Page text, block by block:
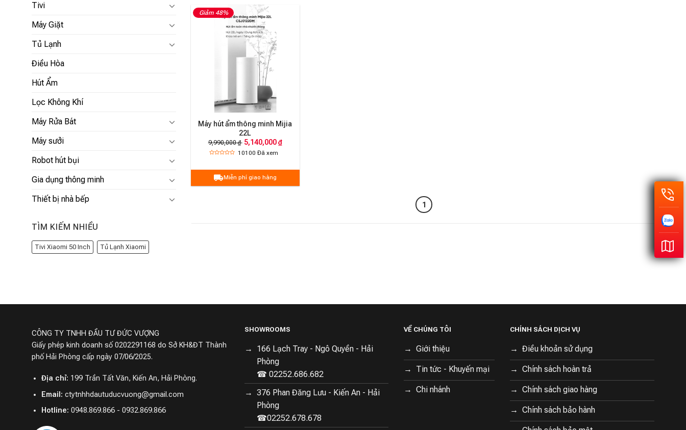
Tivi
Máy Giặt
Tủ Lạnh
Điều Hòa
Hút Ẩm
Lọc Không Khí
Máy Rửa Bát
Máy sưởi
Robot hút bụi
Gia dụng thông minh
Thiết bị nhà bếp
TÌM KIẾM NHIỀU
Tivi Xiaomi 50 Inch Tủ Lạnh Xiaomi
Giảm 48%
Máy hút ẩm thông minh Mijia
22L
9,990,000 ₫ 5,140,000 ₫
10100Đã xem
Miễn phí giao hàng
1
CÔNG TY TNHH ĐẦU TƯ ĐỨC VƯỢNG
Giấy phép kinh doanh số 0202291168 do Sở KH&ĐT Thành
phố Hải Phòng cấp ngày 07/06/2025.
Địa chỉ: 199 Trần Tất Văn, Kiến An, Hải Phòng.
Email: ctytnhhdautuducvuong@gmail.com
Hotline: 0948.869.866 - 0932.869.866
SHOWROOMS
166 Lạch Tray - Ngô Quyền - Hải
Phòng
☎ 02252.686.682
376 Phan Đăng Lưu - Kiến An - Hải
Phòng
☎02252.678.678
VỀ CHÚNG TÔI
Giới thiệu
Tin tức - Khuyến mại
Chi nhánh
CHÍNH SÁCH DỊCH VỤ
Điều khoản sử dụng
Chính sách hoàn trả
Chính sách giao hàng
Chính sách bảo hành